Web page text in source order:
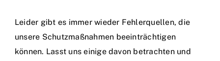
Leider gibt es immer wieder Fehlerquellen, die
unsere Schutzmaßnahmen beeinträchtigen
können. Lasst uns einige davon betrachten und